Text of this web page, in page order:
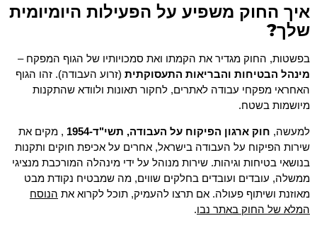
איך החוק משפיע על הפעילות היומיומית
שלך?
בפשטות, החוק מגדיר את הקמתו ואת סמכויותיו של הגוף המפקח –
מינהל הבטיחות והבריאות התעסוקתית (זרוע העבודה). זהו הגוף
האחראי מפקחי עבודה לאתרים, לחקור תאונות ולוודא שהתקנות
מיושמות בשטח.
למעשה, חוק ארגון הפיקוח על העבודה, תשי"ד-1954
, מקים את
שירות הפיקוח על העבודה בישראל, אחרים על אכיפת חוקים ותקנות
בנושאי בטיחות וגיהות. שירות מנוהל על ידי מינהלה המורכבת מנציגי
ממשלה, עובדים ועובדים בחלקים שווים, מה שמבטיח נקודת מבט
מאוזנת ושיתוף פעולה. אם תרצו להעמיק, תוכל לקרוא את הנוסח
המלא של החוק באתר נבו.